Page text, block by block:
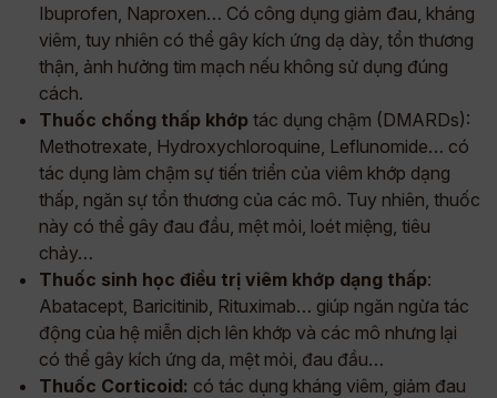
Ibuprofen, Naproxen… Có công dụng giảm đau, kháng
viêm, tuy nhiên có thể gây kích ứng dạ dày, tổn thương
thận, ảnh hưởng tim mạch nếu không sử dụng đúng
cách.
Thuốc chống thấp khớp tác dụng chậm (DMARDs):
Methotrexate, Hydroxychloroquine, Leflunomide… có
tác dụng làm chậm sự tiến triển của viêm khớp dạng
thấp, ngăn sự tổn thương của các mô. Tuy nhiên, thuốc
này có thể gây đau đầu, mệt mỏi, loét miệng, tiêu
chảy…
Thuốc sinh học điều trị viêm khớp dạng thấp:
Abatacept, Baricitinib, Rituximab… giúp ngăn ngừa tác
động của hệ miễn dịch lên khớp và các mô nhưng lại
có thể gây kích ứng da, mệt mỏi, đau đầu…
Thuốc Corticoid: có tác dụng kháng viêm, giảm đau